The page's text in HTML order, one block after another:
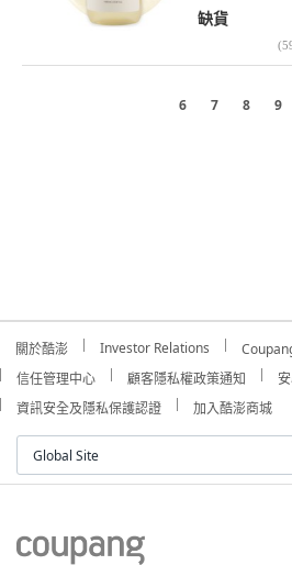
缺貨
(
6 7 8 9
關於酷澎 Investor Relations
信任管理中心
顧客隱私權政策通知
資訊安全及隱私保護認證
加入酷澎商城
Global Site